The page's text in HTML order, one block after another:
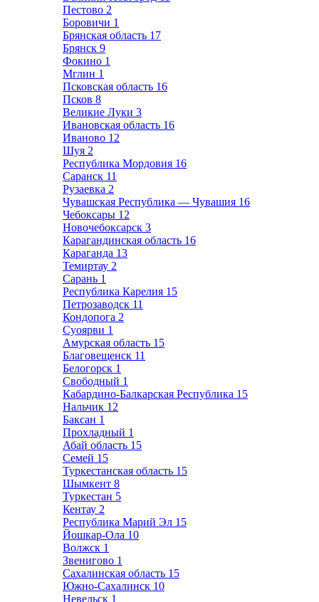
Пестово 2
Боровичи 1
Брянская область 17
Брянск 9
Фокино 1
Мглин 1
Псковская область 16
Псков 8
Великие Луки 3
Ивановская область 16
Иваново 12
Шуя 2
Республика Мордовия 16
Саранск 11
Рузаевка 2
Чувашская Республика — Чувашия 16
Чебоксары 12
Новочебоксарск 3
Карагандинская область 16
Караганда 13
Темиртау 2
Сарань 1
Республика Карелия 15
Петрозаводск 11
Кондопога 2
Суоярви 1
Амурская область 15
Благовещенск 11
Белогорск 1
Свободный 1
Кабардино-Балкарская Республика 15
Нальчик 12
Баксан 1
Прохладный 1
Абай область 15
Семей 15
Туркестанская область 15
Шымкент 8
Туркестан 5
Кентау 2
Республика Марий Эл 15
Йошкар-Ола 10
Волжск 1
Звенигово 1
Сахалинская область 15
Южно-Сахалинск 10
Невельск 1